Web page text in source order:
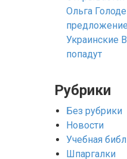
Ольга
Украинские
попадут
Рубрики
Без рубрики
Новости
Учебная
Шпаргалки